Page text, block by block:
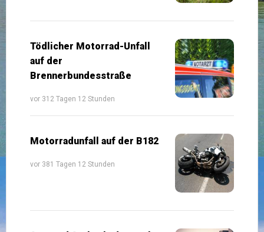
Tödlicher Motorrad-Unfall
auf der
Brennerbundesstraße
vor 312 Tagen 12 Stunden
Motorradunfall auf der B182
vor 381 Tagen 12 Stunden